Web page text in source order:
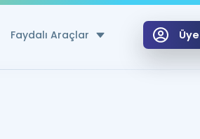
Faydalı Araçlar